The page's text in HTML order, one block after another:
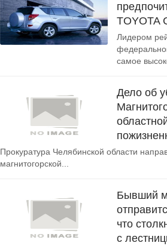
TOYOTA
Лидером
самое
Дело об
Прокуратура Челябинской области
магнитогорской...
Бывший
что
с